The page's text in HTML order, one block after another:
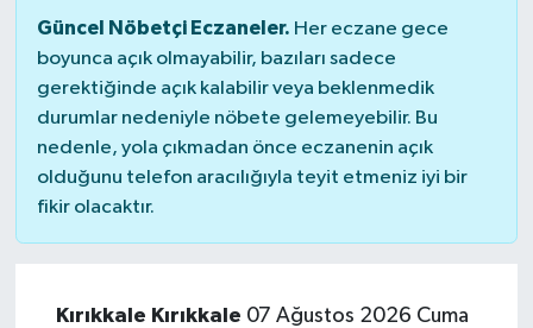
Güncel Nöbetçi Eczaneler. Her eczane gece
boyunca açık olmayabilir, bazıları sadece
gerektiğinde açık kalabilir veya beklenmedik
durumlar nedeniyle nöbete gelemeyebilir. Bu
nedenle, yola çıkmadan önce eczanenin açık
olduğunu telefon aracılığıyla teyit etmeniz iyi bir
fikir olacaktır.
Kırıkkale Kırıkkale 07 Ağustos 2026 Cuma